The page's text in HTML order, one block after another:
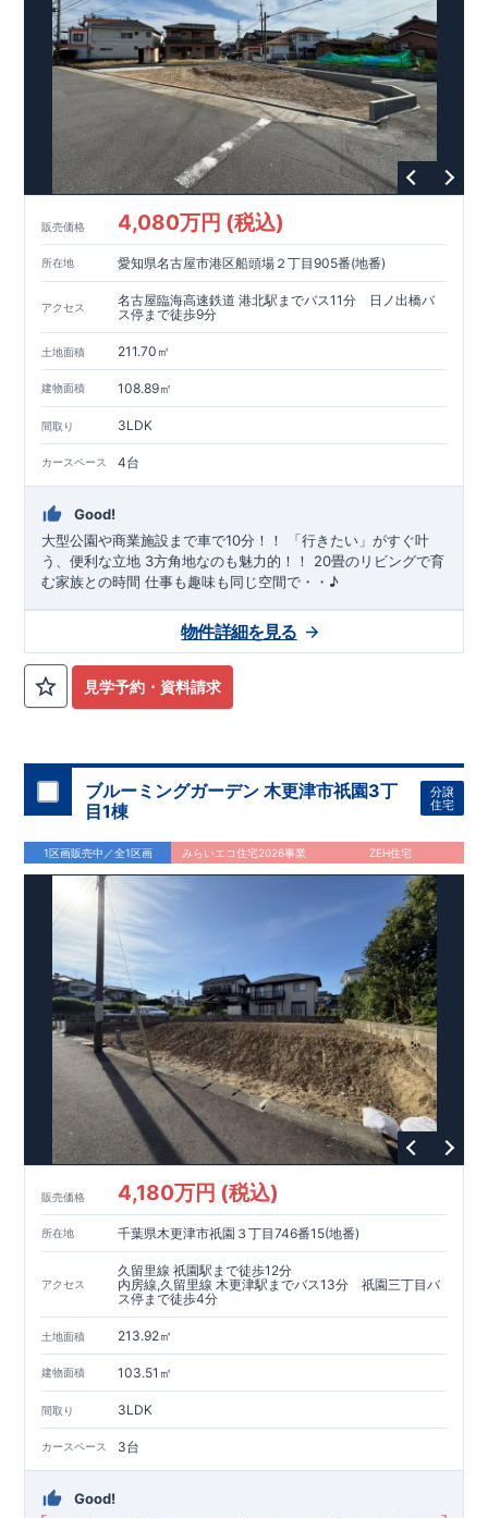
販売価格 4,080万円 (税込)
所在地 愛知県名古屋市港区船頭場２丁目905番(地番)
アクセス
名古屋臨海高速鉄道 港北駅までバス11分 日ノ出橋バ
ス停まで徒歩9分
土地面積 211.70㎡
建物面積 108.89㎡
間取り 3LDK
カースペース 4台
Good!
大型公園や商業施設まで車で10分！！ 「行きたい」がすぐ叶
う、便利な立地 3方角地なのも魅力的！！ 20畳のリビングで育
む家族との時間 仕事も趣味も同じ空間で・・♪
見学予約・資料請求
物件詳細を見る
ブルーミングガーデン 木更津市祇園3丁
目1棟
分譲
住宅
1区画販売中／全1区画 みらいエコ住宅2026事業 ZEH住宅
販売価格 4,180万円 (税込)
所在地 千葉県木更津市祇園３丁目746番15(地番)
アクセス
久留里線 祇園駅まで徒歩12分
内房線,久留里線 木更津駅までバス13分 祇園三丁目バ
ス停まで徒歩4分
土地面積 213.92㎡
建物面積 103.51㎡
間取り 3LDK
カースペース 3台
Good!